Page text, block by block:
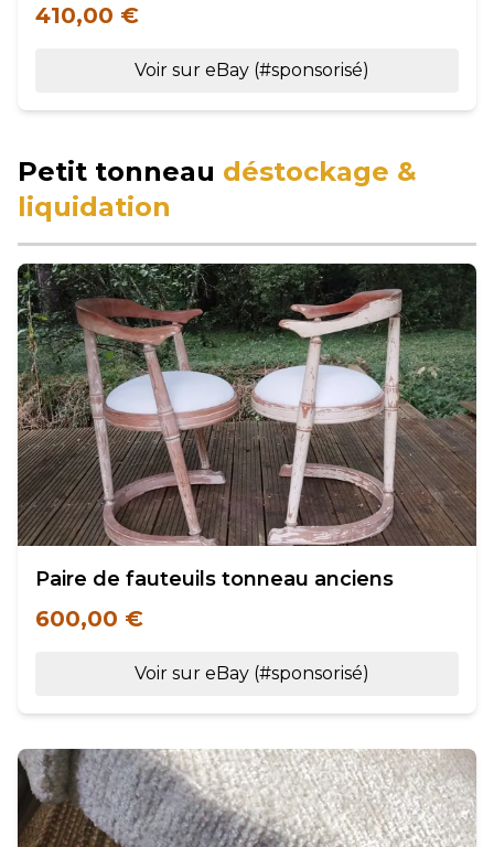
410,00 €
Voir sur eBay (#sponsorisé)
Petit tonneau déstockage &
liquidation
Paire de fauteuils tonneau anciens
600,00 €
Voir sur eBay (#sponsorisé)